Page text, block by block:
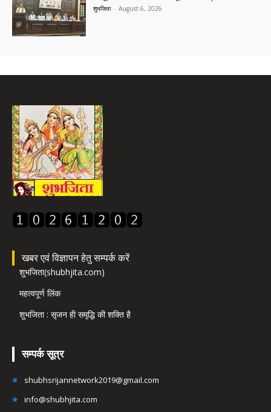
शुभजिता - August 6, 2026
खबर एवं विज्ञापन हेतु सम्पर्क करें
शुभजिता(shubhjita.com)
महत्वपूर्ण लिंक
शुभजिता : सृजन ही समृद्धि की शक्ति है
सम्पर्क सूत्र
shubhsrijannetwork2019@gmail.com
info@shubhjita.com